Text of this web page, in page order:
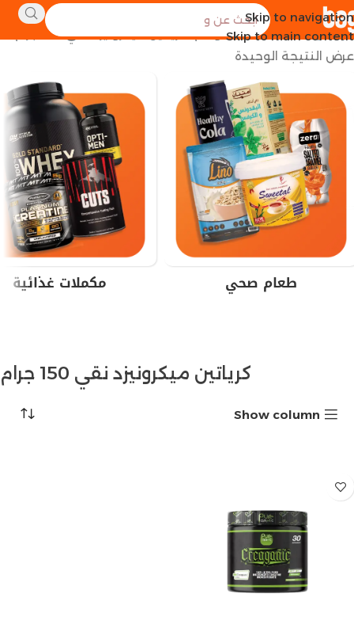
Skip to navigation
Skip to main content
الرئيسية منتجات تحت الوسم “كرياتين ميكرونيزد نقي 150 جرام”
عرض النتيجة الوحيدة
طعام صحي مكملات غذائية
كرياتين ميكرونيزد نقي 150 جرام
Show column